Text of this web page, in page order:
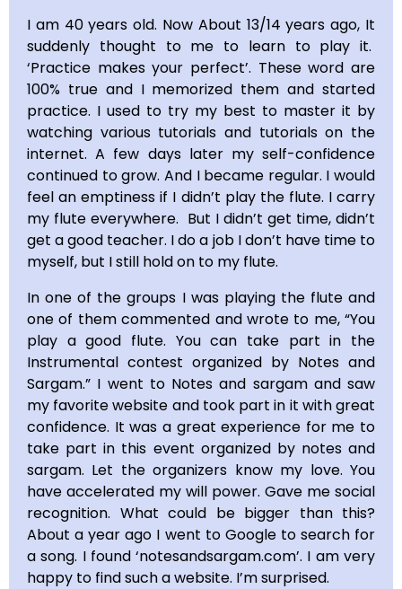
I am 40 years old. Now About 13/14 years ago, It
suddenly thought to me to learn to play it.
‘Practice makes your perfect’. These word are
100% true and I memorized them and started
practice. I used to try my best to master it by
watching various tutorials and tutorials on the
internet. A few days later my self-confidence
continued to grow. And I became regular. I would
feel an emptiness if I didn’t play the flute. I carry
my flute everywhere. But I didn’t get time, didn’t
get a good teacher. I do a job I don’t have time to
myself, but I still hold on to my flute.
In one of the groups I was playing the flute and
one of them commented and wrote to me, “You
play a good flute. You can take part in the
Instrumental contest organized by Notes and
Sargam.” I went to Notes and sargam and saw
my favorite website and took part in it with great
confidence. It was a great experience for me to
take part in this event organized by notes and
sargam. Let the organizers know my love. You
have accelerated my will power. Gave me social
recognition. What could be bigger than this?
About a year ago I went to Google to search for
a song. I found ‘notesandsargam.com’. I am very
happy to find such a website. I’m surprised.